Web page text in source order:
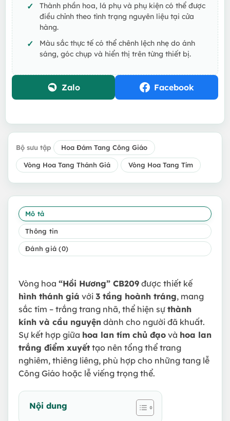
Thành phần hoa, lá phụ và phụ kiện có thể được
điều chỉnh theo tình trạng nguyên liệu tại cửa
hàng.
Màu sắc thực tế có thể chênh lệch nhẹ do ánh
sáng, góc chụp và hiển thị trên từng thiết bị.
Zalo Facebook
Bộ sưu tập Hoa Đám Tang Công Giáo
Vòng Hoa Tang Thánh Giá Vòng Hoa Tang Tím
Mô tả
Thông tin
Đánh giá (0)
Vòng hoa “Hồi Hương” CB209 được thiết kế
hình thánh giá với 3 tầng hoành tráng, mang
sắc tím – trắng trang nhã, thể hiện sự thành
kính và cầu nguyện dành cho người đã khuất.
Sự kết hợp giữa hoa lan tím chủ đạo và hoa lan
trắng điểm xuyết tạo nên tổng thể trang
nghiêm, thiêng liêng, phù hợp cho những tang lễ
Công Giáo hoặc lễ viếng trọng thể.
Nội dung